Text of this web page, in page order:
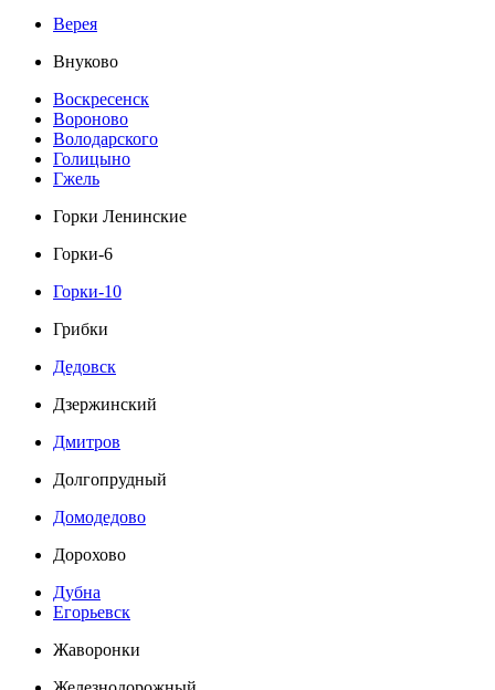
Верея
Внуково
Воскресенск
Вороново
Володарского
Голицыно
Гжель
Горки Ленинские
Горки-6
Горки-10
Грибки
Дедовск
Дзержинский
Дмитров
Долгопрудный
Домодедово
Дорохово
Дубна
Егорьевск
Жаворонки